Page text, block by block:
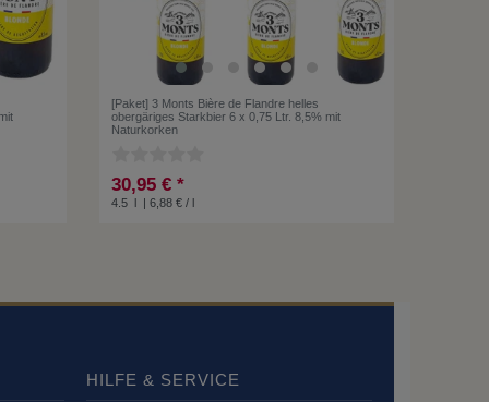
[Paket] 3 Monts Bière de Flandre helles
obergäriges Starkbier 6 x 0,75 Ltr. 8,5% mit
Naturkorken
30,95 € *
4.5 | 6,88 € / l
HILFE & SERVICE